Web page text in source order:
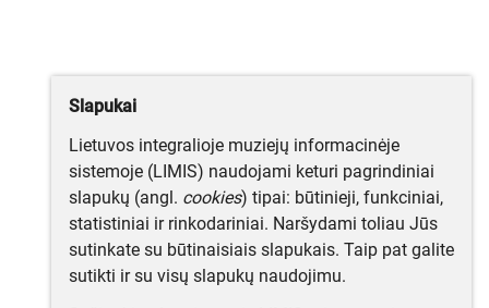
Slapukai
Lietuvos integralioje muziejų informacinėje
sistemoje (LIMIS) naudojami keturi pagrindiniai
slapukų (angl. cookies) tipai: būtinieji, funkciniai,
statistiniai ir rinkodariniai. Naršydami toliau Jūs
sutinkate su būtinaisiais slapukais. Taip pat galite
sutikti ir su visų slapukų naudojimu.